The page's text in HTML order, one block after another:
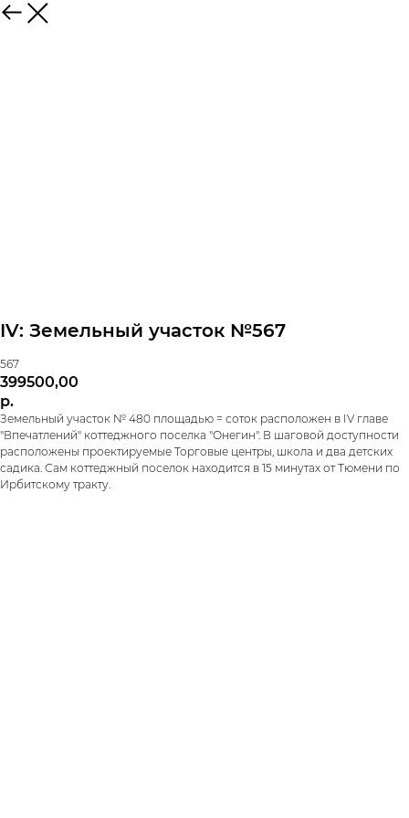
IV: Земельный участок №567
567
399500,00
р.
Земельный участок № 480 площадью = соток расположен в IV главе
"Впечатлений" коттеджного поселка "Онегин". В шаговой доступности
расположены проектируемые Торговые центры, школа и два детских
садика. Сам коттеджный поселок находится в 15 минутах от Тюмени по
Ирбитскому тракту.